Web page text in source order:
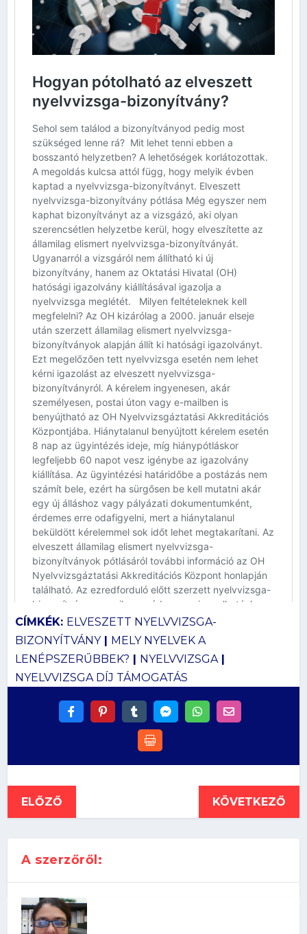
CÍMKÉK: ELVESZETT NYELVVIZSGA-
BIZONYÍTVÁNY| MELY NYELVEK A
LENÉPSZERŰBBEK? | NYELVVIZSGA|
NYELVVIZSGA DÍJ TÁMOGATÁS
ELŐZŐ KÖVETKEZŐ
A szerzőről: